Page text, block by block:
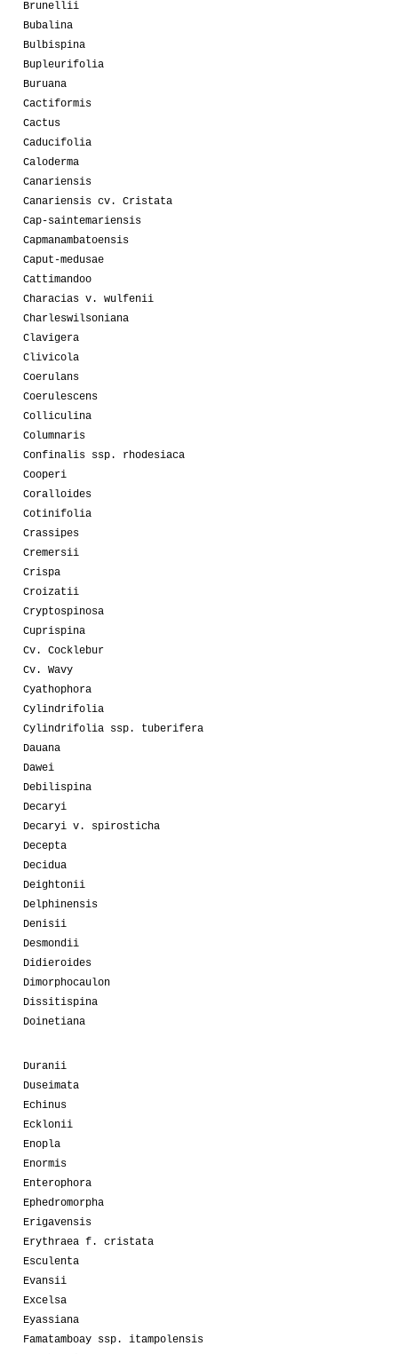
Brunellii
Bubalina
Bulbispina
Bupleurifolia
Buruana
Cactiformis
Cactus
Caducifolia
Caloderma
Canariensis
Canariensis cv. Cristata
Cap-saintemariensis
Capmanambatoensis
Caput-medusae
Cattimandoo
Characias v. wulfenii
Charleswilsoniana
Clavigera
Clivicola
Coerulans
Coerulescens
Colliculina
Columnaris
Confinalis ssp. rhodesiaca
Cooperi
Coralloides
Cotinifolia
Crassipes
Cremersii
Crispa
Croizatii
Cryptospinosa
Cuprispina
Cv. Cocklebur
Cv. Wavy
Cyathophora
Cylindrifolia
Cylindrifolia ssp. tuberifera
Dauana
Dawei
Debilispina
Decaryi
Decaryi v. spirosticha
Decepta
Decidua
Deightonii
Delphinensis
Denisii
Desmondii
Didieroides
Dimorphocaulon
Dissitispina
Doinetiana
Duranii
Duseimata
Echinus
Ecklonii
Enopla
Enormis
Enterophora
Ephedromorpha
Erigavensis
Erythraea f. cristata
Esculenta
Evansii
Excelsa
Eyassiana
Famatamboay ssp. itampolensis